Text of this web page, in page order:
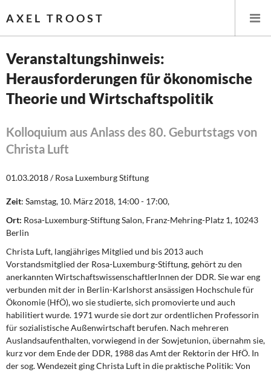
AXEL TROOST
Startseite
Leitlinien linker Wirtschafts- und Finanzpolitik
Öffentliche Infrastruktur und Daseinsvorsorge
Eurokrise und Griechenland
DIE LINKE
Weitere Themen
Memo-Gruppe
Institut Solidarische Moderne
Veranstaltungshinweis:
Herausforderungen für ökonomische
Theorie und Wirtschaftspolitik
Kolloquium aus Anlass des 80. Geburtstags von
Christa Luft
01.03.2018 / Rosa Luxemburg Stiftung
Zeit: Samstag, 10. März 2018, 14:00 - 17:00,
Ort: Rosa-Luxemburg-Stiftung Salon, Franz-Mehring-Platz 1, 10243
Berlin
Christa Luft, langjähriges Mitglied und bis 2013 auch
Vorstandsmitglied der Rosa-Luxemburg-Stiftung, gehört zu den
anerkannten WirtschaftswissenschaftlerInnen der DDR. Sie war eng
verbunden mit der in Berlin-Karlshorst ansässigen Hochschule für
Ökonomie (HfÖ), wo sie studierte, sich promovierte und auch
habilitiert wurde. 1971 wurde sie dort zur ordentlichen Professorin
für sozialistische Außenwirtschaft berufen. Nach mehreren
Auslandsaufenthalten, vorwiegend in der Sowjetunion, übernahm sie,
kurz vor dem Ende der DDR, 1988 das Amt der Rektorin der HfÖ. In
der sog. Wendezeit ging Christa Luft in die praktische Politik: Von